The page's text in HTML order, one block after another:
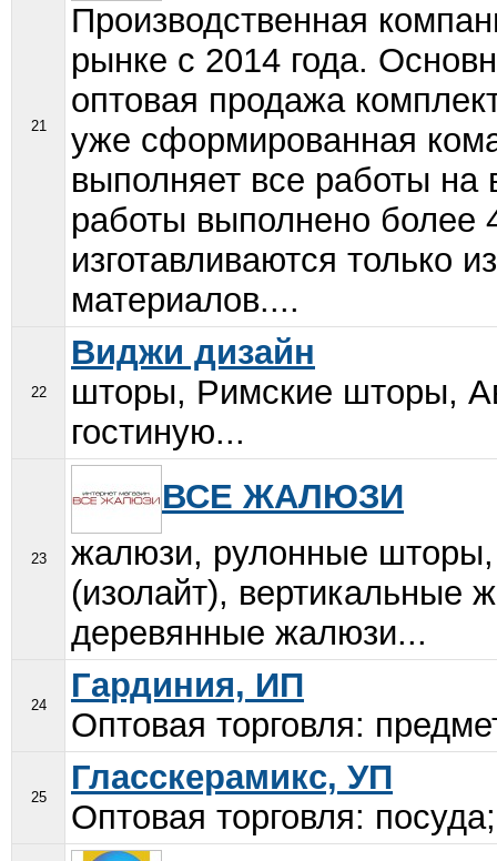
21
Производственная
рынке с 2014 года.
оптовая продажа
уже сформированная
выполняет все работы
работы выполнено более
изготавливаются только
материалов....
22
Виджи дизайн
шторы, Римские шторы,
гостиную...
23
ВСЕ ЖАЛЮЗИ
жалюзи, рулонные
(изолайт), вертикальные
деревянные жалюзи...
24
Гардиния, ИП
Оптовая торговля:
25
Гласскерамикс, УП
Оптовая торговля: